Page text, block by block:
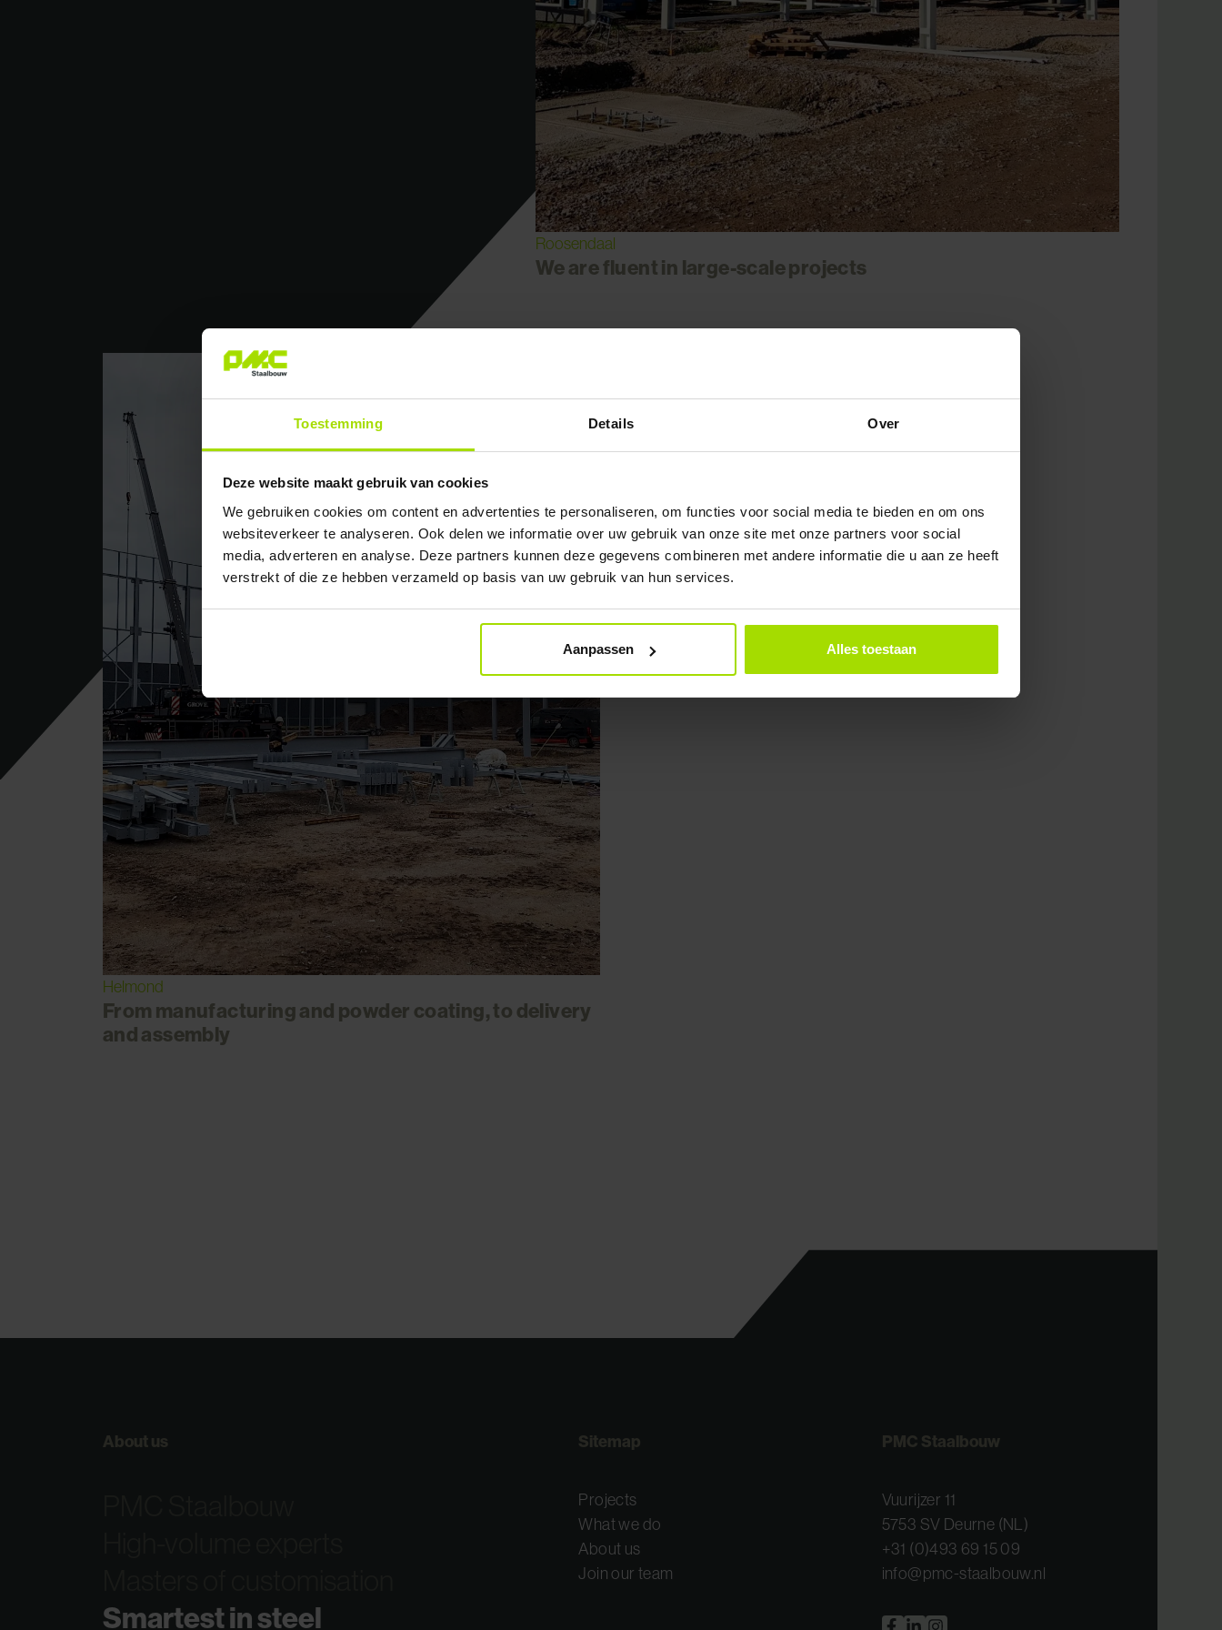
Toestemming Details Over
Deze website maakt gebruik van cookies
We gebruiken cookies om content en advertenties te personaliseren, om functies voor social media te bieden en om ons
websiteverkeer te analyseren. Ook delen we informatie over uw gebruik van onze site met onze partners voor social
media, adverteren en analyse. Deze partners kunnen deze gegevens combineren met andere informatie die u aan ze heeft
verstrekt of die ze hebben verzameld op basis van uw gebruik van hun services.
Aanpassen Alles toestaan
Roosendaal
We are fluent in large-scale projects
Helmond
From manufacturing and powder coating, to delivery
and assembly
About us
Smartest in steel
Sitemap
Projects
What we do
About us
Join our team
PMC Staalbouw
Vuurijzer 11
5753 SV Deurne (NL)
+31 (0)493 69 15 09
info@pmc-staalbouw.nl